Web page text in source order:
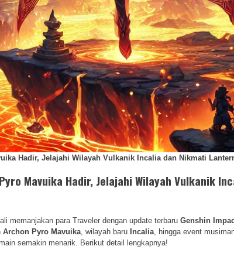
Hadir, Jelajahi Wilayah Vulkanik Incalia dan Nikmati
Mavuika Hadir, Jelajahi Wilayah Vulkanik
memanjakan para Traveler dengan update terbaruGenshin
Archon Pyro Mavuika , wilayah baru Incalia , hingga event
semakin menarik. Berikut detail lengkapnya!